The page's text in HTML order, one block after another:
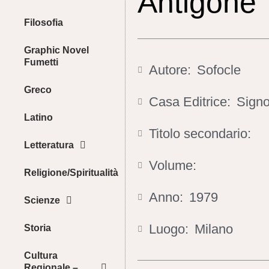
Filosofia
Graphic Novel
Fumetti
Greco
Latino
Letteratura
Religione/Spiritualità
Scienze
Storia
Cultura
Autore: Sofocle
Casa Editrice:
Titolo secondario:
Volume:
Anno: 1979
Luogo: Milano